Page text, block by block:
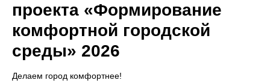
проекта «Формирование
комфортной городской
среды» 2026
Делаем город комфортнее!